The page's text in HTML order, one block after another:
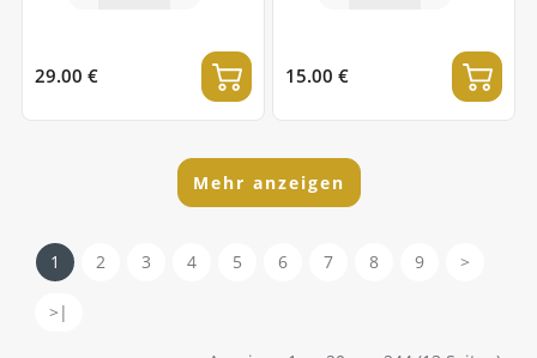
29.00 € 15.00 €
Mehr anzeigen
1 2 3 4 5 6 7 8 9 >
>|